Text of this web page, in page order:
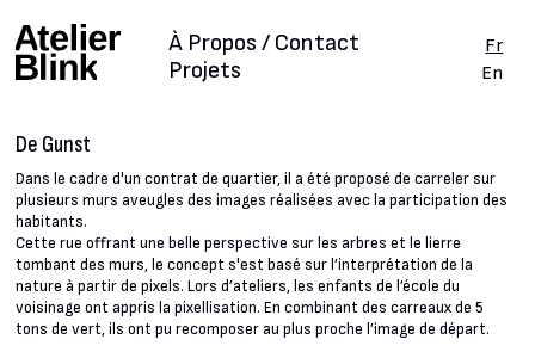
Projets
À Propos / Contact
Fr
En
De Gunst
Dans le cadre d'un contrat de quartier, il a été proposé de carreler sur
plusieurs murs aveugles des images réalisées avec la participation des
habitants.
Cette rue offrant une belle perspective sur les arbres et le lierre
tombant des murs, le concept s'est basé sur l’interprétation de la
nature à partir de pixels. Lors d’ateliers, les enfants de l’école du
voisinage ont appris la pixellisation. En combinant des carreaux de 5
tons de vert, ils ont pu recomposer au plus proche l’image de départ.